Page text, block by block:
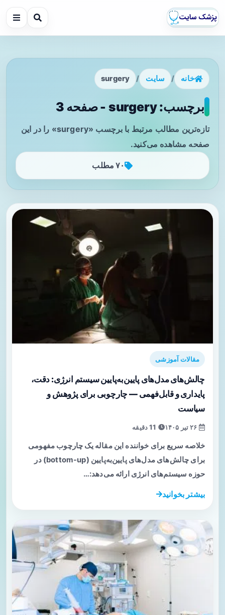
خانه / سایت /
surgery
برچسب: surgery - صفحه 3
تازه‌ترین مطالب مرتبط با برچسب «surgery» را در این
صفحه مشاهده می‌کنید.
۷۰ مطلب
مقالات آموزشی
چالش‌های مدل‌های پایین‌به‌پایین سیستم انرژی: دقت،
پایداری و قابل‌فهمی — چارچوبی برای پژوهش و
سیاست
خلاصه سریع برای خواننده این مقاله یک چارچوب مفهومی
برای چالش‌های مدل‌های پایین‌به‌پایین (bottom-up) در
حوزه سیستم‌های انرژی ارائه می‌دهد:…
بیشتر بخوانید